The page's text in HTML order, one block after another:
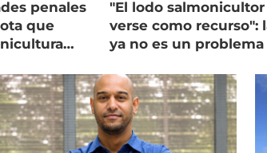
penales
que
"El lodo
verse como recurso":
ya no es un problema